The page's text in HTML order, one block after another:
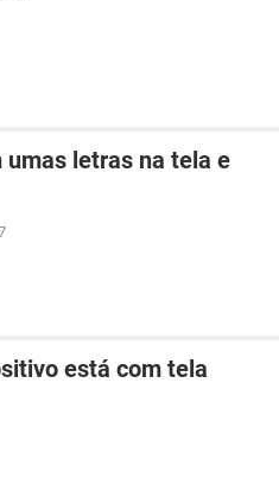
umas letras na tela e
está com tela